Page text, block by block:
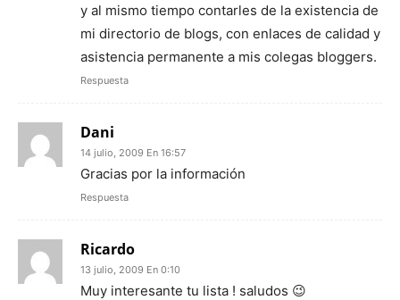
y al mismo tiempo contarles de la existencia de
mi directorio de blogs, con enlaces de calidad y
asistencia permanente a mis colegas bloggers.
Respuesta
Dani
14 julio, 2009 En 16:57
Gracias por la información
Respuesta
Ricardo
13 julio, 2009 En 0:10
Muy interesante tu lista ! saludos 😉